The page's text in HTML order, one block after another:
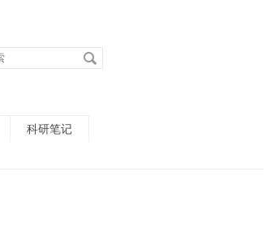
科研笔记